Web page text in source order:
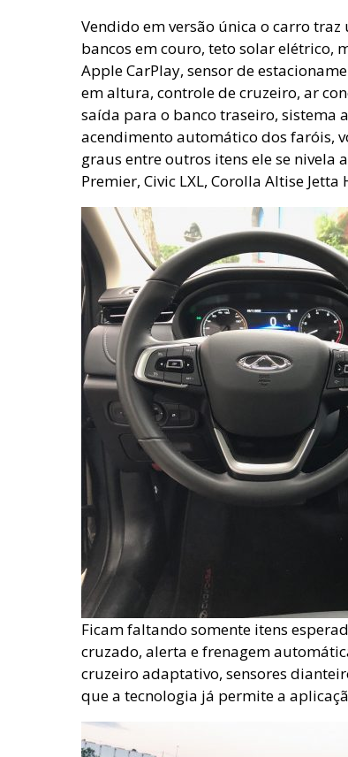
Vendido em versão única o carro
bancos em couro, teto solar elétrico,
Apple CarPlay, sensor de
em altura, controle de cruzeiro, ar
saída para o banco traseiro, sistema
acendimento automático dos faróis,
graus entre outros itens ele se nivela
Premier, Civic LXL, Corolla Altise Jetta
Ficam faltando somente itens
cruzado, alerta e frenagem
cruzeiro adaptativo, sensores
que a tecnologia já permite a